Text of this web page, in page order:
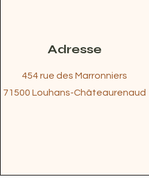
Adresse
454 rue des Marronniers
71500 Louhans-Châteaurenaud